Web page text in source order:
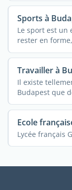
Sports à
Le sport est un
rester en
...
Travailler à
Il existe
Budapest que
Ecole
Lycée français